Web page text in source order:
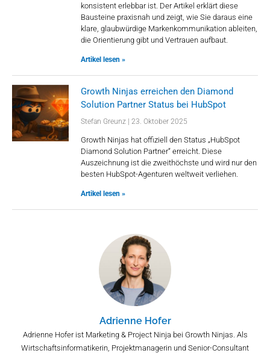
Adrienne Hofer
Adrienne Hofer ist Marketing & Project Ninja bei Growth Ninjas. Als
Wirtschaftsinformatikerin, Projektmanagerin und Senior-Consultant
konsistent erlebbar ist. Der Artikel erklärt diese
Bausteine praxisnah und zeigt, wie Sie daraus eine
klare, glaubwürdige Markenkommunikation ableiten,
die Orientierung gibt und Vertrauen aufbaut.
Artikel lesen »
Growth Ninjas erreichen den Diamond
Solution Partner Status bei HubSpot
Stefan Greunz 23. Oktober 2025
Growth Ninjas hat offiziell den Status „HubSpot
Diamond Solution Partner“ erreicht. Diese
Auszeichnung ist die zweithöchste und wird nur den
besten HubSpot-Agenturen weltweit verliehen.
Artikel lesen »